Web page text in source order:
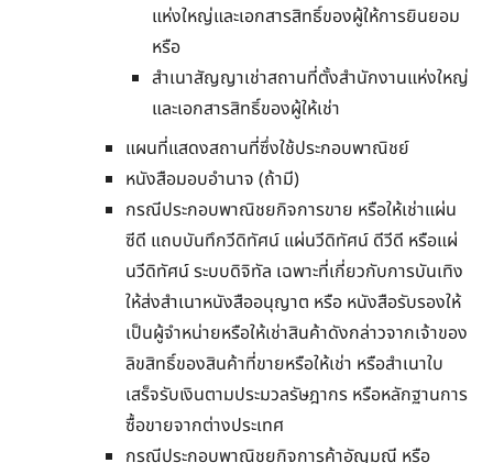
แห่งใหญ่และเอกสารสิทธิ์ของผู้ให้การยินยอม
หรือ
สำเนาสัญญาเช่าสถานที่ตั้งสำนักงานแห่งใหญ่
และเอกสารสิทธิ์ของผู้ให้เช่า
แผนที่แสดงสถานที่ซึ่งใช้ประกอบพาณิชย์
หนังสือมอบอำนาจ (ถ้ามี)
กรณีประกอบพาณิชยกิจการขาย หรือให้เช่าแผ่น
ซีดี แถบบันทึกวีดิทัศน์ แผ่นวีดิทัศน์ ดีวีดี หรือแผ่
นวีดิทัศน์ ระบบดิจิทัล เฉพาะที่เกี่ยวกับการบันเทิง
ให้ส่งสำเนาหนังสืออนุญาต หรือ หนังสือรับรองให้
เป็นผู้จำหน่ายหรือให้เช่าสินค้าดังกล่าวจากเจ้าของ
ลิขสิทธิ์ของสินค้าที่ขายหรือให้เช่า หรือสำเนาใบ
เสร็จรับเงินตามประมวลรัษฎากร หรือหลักฐานการ
ซื้อขายจากต่างประเทศ
กรณีประกอบพาณิชยกิจการค้าอัญมณี หรือ